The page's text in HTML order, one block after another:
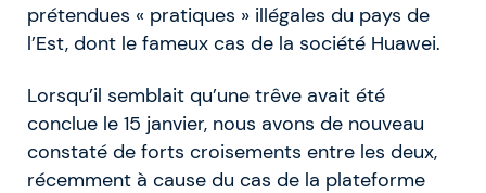
prétendues « pratiques » illégales du pays de
l’Est, dont le fameux cas de la société Huawei.
Lorsqu’il semblait qu’une trêve avait été
conclue le 15 janvier, nous avons de nouveau
constaté de forts croisements entre les deux,
récemment à cause du cas de la plateforme